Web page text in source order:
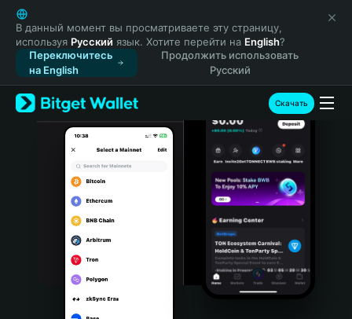
English
日本語
Tiếng Việt
Русский
Español (Latinoamérica)
Türkçe
Italiano
Português (Portugal)
Bahasa Indonesia
В данный момент вы просматриваете эту страницу,
используя Русский язык. Хотите перейти на English?
Переключитесь
на English
Продолжить использовать
Русский
Скачать